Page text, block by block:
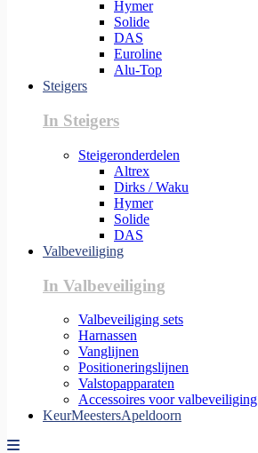
Hymer
Solide
DAS
Euroline
Alu-Top
Steigers
In Steigers
Steigeronderdelen
Altrex
Dirks / Waku
Hymer
Solide
DAS
Valbeveiliging
In Valbeveiliging
Valbeveiliging sets
Harnassen
Vanglijnen
Positioneringslijnen
Valstopapparaten
Accessoires voor valbeveiliging
KeurMeestersApeldoorn